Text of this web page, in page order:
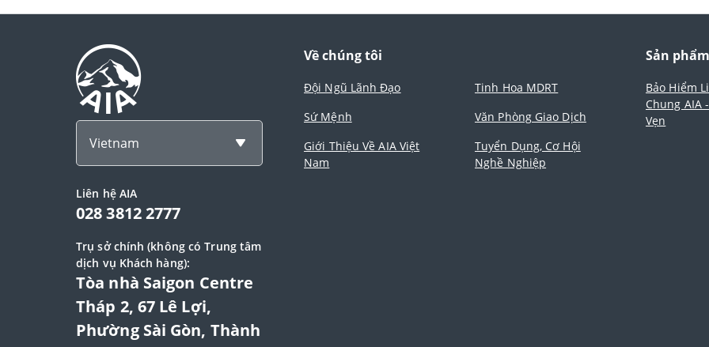
Vietnam
Liên hệ AIA
028 3812 2777
Trụ sở chính (không có Trung tâm
dịch vụ Khách hàng):
Tòa nhà Saigon Centre
Tháp 2, 67 Lê Lợi,
Phường Sài Gòn, Thành
Về chúng tôi
Đội Ngũ Lãnh Đạo
Sứ Mệnh
Giới Thiệu Về AIA Việt
Nam
Tinh Hoa MDRT
Văn Phòng Giao Dịch
Tuyển Dụng, Cơ Hội
Nghề Nghiệp
Sản phẩm
Bảo Hiểm
Chung AIA
Vẹn